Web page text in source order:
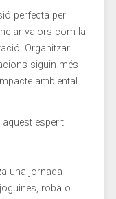
​perfecta per
valors com‍ la
Organitzar
siguin més​
ambiental.
esperit
una jornada
roba o